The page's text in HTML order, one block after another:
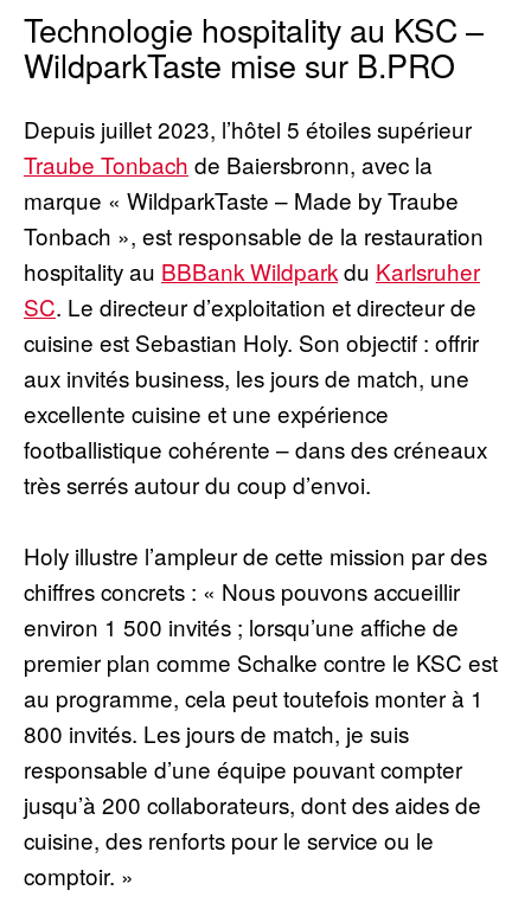
Technologie hospitality au KSC –
WildparkTaste mise sur B.PRO
Depuis juillet 2023, l’hôtel 5 étoiles supérieur
Traube Tonbach de Baiersbronn, avec la
marque « WildparkTaste – Made by Traube
Tonbach », est responsable de la restauration
hospitality au BBBank Wildparkdu Karlsruher
SC. Le directeur d’exploitation et directeur de
cuisine est Sebastian Holy. Son objectif : offrir
aux invités business, les jours de match, une
excellente cuisine et une expérience
footballistique cohérente – dans des créneaux
très serrés autour du coup d’envoi.
Holy illustre l’ampleur de cette mission par des
chiffres concrets : « Nous pouvons accueillir
environ 1 500 invités ; lorsqu’une affiche de
premier plan comme Schalke contre le KSC est
au programme, cela peut toutefois monter à 1
800 invités. Les jours de match, je suis
responsable d’une équipe pouvant compter
jusqu’à 200 collaborateurs, dont des aides de
cuisine, des renforts pour le service ou le
comptoir. »